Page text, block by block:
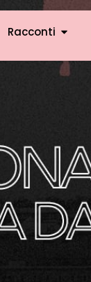
Racconti